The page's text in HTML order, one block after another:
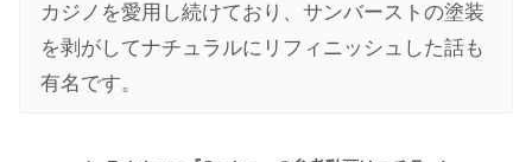
カジノを愛用し続けており、サンバーストの塗装
を剥がしてナチュラルにリフィニッシュした話も
有名です。